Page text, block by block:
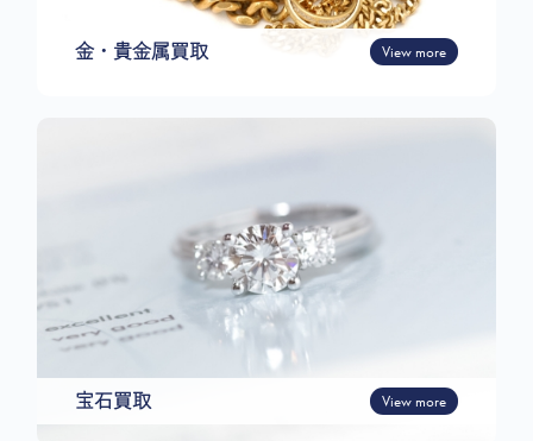
金・貴金属買取 View more
宝石買取 View more